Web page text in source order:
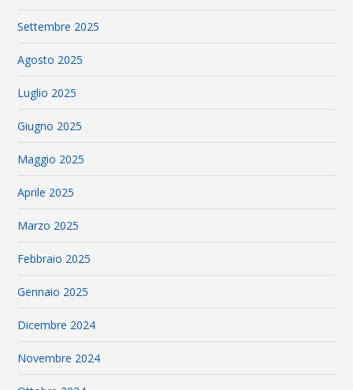
Settembre 2025
Agosto 2025
Luglio 2025
Giugno 2025
Maggio 2025
Aprile 2025
Marzo 2025
Febbraio 2025
Gennaio 2025
Dicembre 2024
Novembre 2024